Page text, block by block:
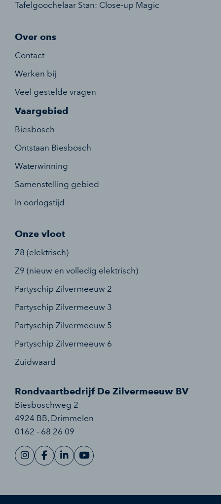
Tafelgoochelaar Stan: Close-up Magic
Over ons
Contact
Werken bij
Veel gestelde vragen
Vaargebied
Biesbosch
Ontstaan Biesbosch
Waterwinning
Samenstelling gebied
In oorlogstijd
Onze vloot
Z8 (elektrisch)
Z9 (nieuw en volledig elektrisch)
Partyschip Zilvermeeuw 2
Partyschip Zilvermeeuw 3
Partyschip Zilvermeeuw 5
Partyschip Zilvermeeuw 6
Zuidwaard
Rondvaartbedrijf De Zilvermeeuw BV
Biesboschweg 2
4924 BB, Drimmelen
0162 - 68 26 09